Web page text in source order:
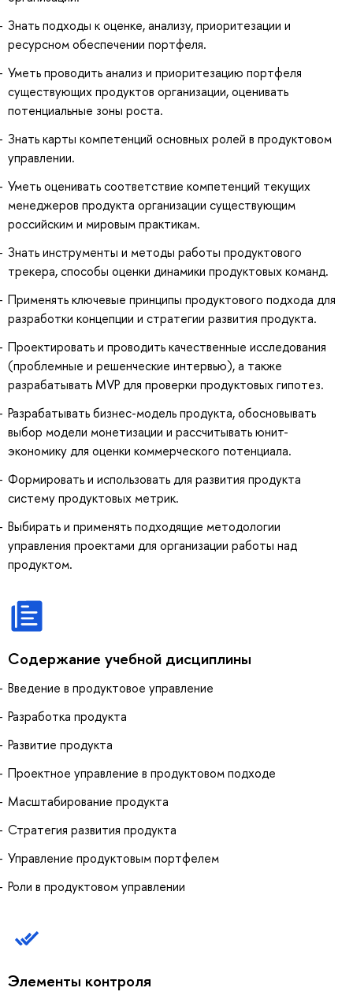
Знать подходы к оценке, анализу, приоритезации и
ресурсном обеспечении портфеля.
Уметь проводить анализ и приоритезацию портфеля
существующих продуктов организации, оценивать
потенциальные зоны роста.
Знать карты компетенций основных ролей в продуктовом
управлении.
Уметь оценивать соответствие компетенций текущих
менеджеров продукта организации существующим
российским и мировым практикам.
Знать инструменты и методы работы продуктового
трекера, способы оценки динамики продуктовых команд.
Применять ключевые принципы продуктового подхода для
разработки концепции и стратегии развития продукта.
Проектировать и проводить качественные исследования
(проблемные и решенческие интервью), а также
разрабатывать MVP для проверки продуктовых гипотез.
Разрабатывать бизнес-модель продукта, обосновывать
выбор модели монетизации и рассчитывать юнит-
экономику для оценки коммерческого потенциала.
Формировать и использовать для развития продукта
систему продуктовых метрик.
Выбирать и применять подходящие методологии
управления проектами для организации работы над
продуктом.
Содержание учебной дисциплины
Введение в продуктовое управление
Разработка продукта
Развитие продукта
Проектное управление в продуктовом подходе
Масштабирование продукта
Стратегия развития продукта
Управление продуктовым портфелем
Роли в продуктовом управлении
Элементы контроля